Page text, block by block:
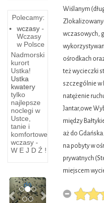
Polecamy:
wczasy -
Wczasy
w Polsce
Nadmorski
kurort
Ustka!
Ustka
kwatery
tylko
najlepsze
noclegi w
Ustce,
tanie i
komfortowe
wczasy -
W E J D Ź !
Największe
i
najgłębsze
Turystę
żeglarza
i
wędkarza
urok
PreviousNext